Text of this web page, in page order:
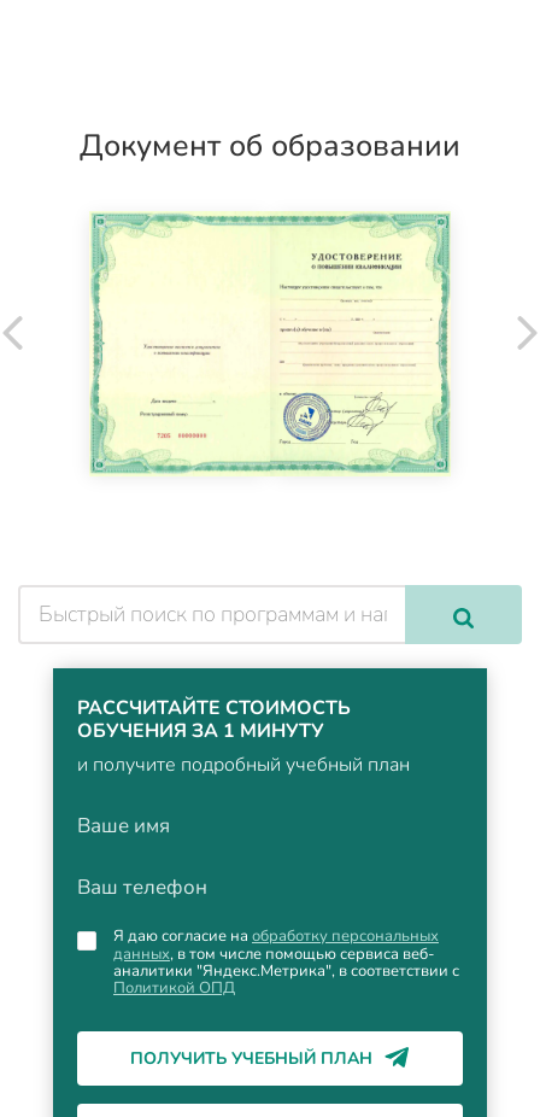
Документ об образовании
РАССЧИТАЙТЕ СТОИМОСТЬ
ОБУЧЕНИЯ ЗА 1 МИНУТУ
и получите подробный учебный план
Ваше имя
Ваш телефон
Я даю согласие на обработку персональных
данных, в том числе помощью сервиса веб-
аналитики "Яндекс.Метрика", в соответствии с
Политикой ОПД
ПОЛУЧИТЬ УЧЕБНЫЙ ПЛАН